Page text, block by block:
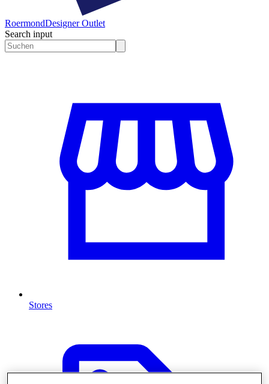
RoermondDesigner Outlet
Search input
Stores